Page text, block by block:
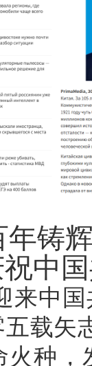
年铸
中国
来中
载矢
火种